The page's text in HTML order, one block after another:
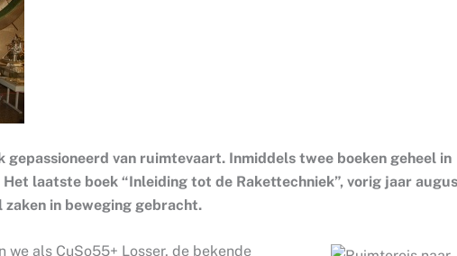
gepassioneerd van ruimtevaart. Inmiddels twee boeken geheel in
Het laatste boek “Inleiding tot de Rakettechniek”, vorig jaar
in beweging gebracht.
we als CuSo55+ Losser, de bekende